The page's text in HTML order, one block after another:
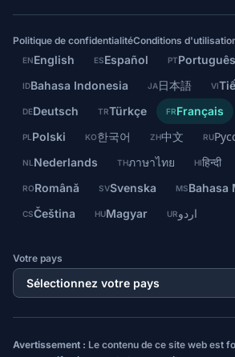
Politique de confidentialitéConditions
ENEnglish ESEspañol PTPortuguês
IDBahasa Indonesia JA日本語 VI
DEDeutsch TRTürkçe FRFrançais
PL Polski KO한국어 ZH中文 RU
NL Nederlands THภาษาไทย HIहिन्दी
RORomână SVSvenska MSBahasa
CSČeština HUMagyar URاردو
Votre pays
Avertissement : Le contenu de ce site web est